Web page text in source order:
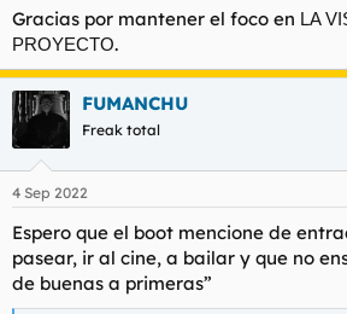
Gracias por mantener el foco en LA
PROYECTO.
FUMANCHU
Freak total
4 Sep 2022
Espero que el boot mencione de
pasear, ir al cine, a bailar y que no
de buenas a primeras”